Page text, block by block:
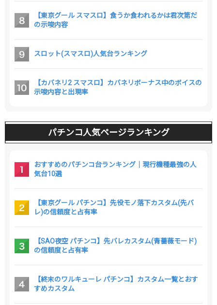
【東京グール スマスロ】食うか食われるかは君次第だ
の示唆内容
スロット(スマスロ)人気台ランキング
【カバネリ2 スマスロ】カバネリボーナス中のボイスの
示唆内容と出現率
パチンコ人気ページランキング
おすすめのパチンコ台ランキング｜現行機種最強の人
気台10選
【東京グール パチンコ】先役モノ落下カスタム(先バ
レ)の信頼度と占有率
【SAO夜空 パチンコ】先バレカスタム(青薔薇モード)
の信頼度と占有率
【終末のワルキューレ パチンコ】カスタム一覧とおす
すめカスタム